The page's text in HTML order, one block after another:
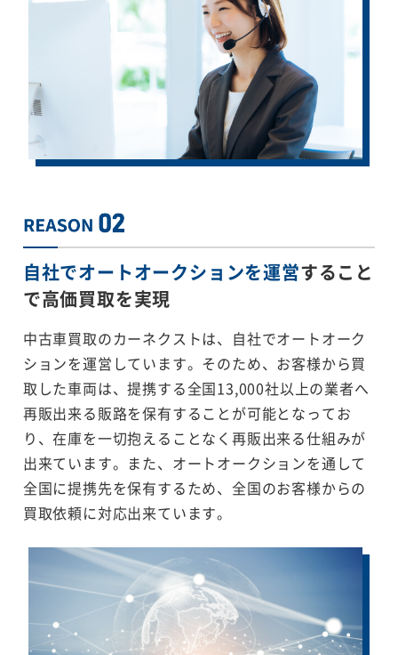
自社でオートオークションを運営すること
で高価買取を実現
中古車買取のカーネクストは、自社でオートオーク
ションを運営しています。そのため、お客様から買
取した車両は、提携する全国13,000社以上の業者へ
再販出来る販路を保有することが可能となってお
り、在庫を一切抱えることなく再販出来る仕組みが
出来ています。また、オートオークションを通して
全国に提携先を保有するため、全国のお客様からの
買取依頼に対応出来ています。